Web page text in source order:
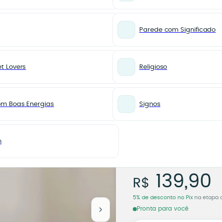
Parede com Significado
Lovers Religioso
Boas Energias Signos
Azulejo Personalizado Coisa de Alma
Combo
Combo
R$ 139,90
5% de desconto no Pix na etapa
Pronta para você